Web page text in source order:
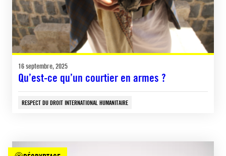
16 septembre, 2025
Qu’est-ce qu’un courtier en armes ?
RESPECT DU DROIT INTERNATIONAL HUMANITAIRE